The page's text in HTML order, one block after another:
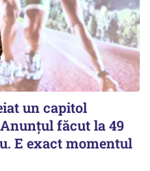
un capitol
făcut la 49
E exact momentul